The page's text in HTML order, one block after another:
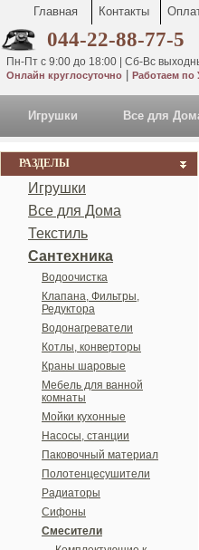
Главная Контакты
044-22-88-77-5
Пн-Пт с 9:00 до 18:00 | Сб-Вс
Онлайн круглосуточно Работаем по
Игрушки Все для
РАЗДЕЛЫ
Игрушки
Все для Дома
Текстиль
Сантехника
Водоочистка
Клапана, Фильтры,
Редуктора
Водонагреватели
Котлы, конверторы
Краны шаровые
Мебель для ванной
комнаты
Мойки кухонные
Насосы, станции
Паковочный материал
Полотенцесушители
Радиаторы
Сифоны
Смесители